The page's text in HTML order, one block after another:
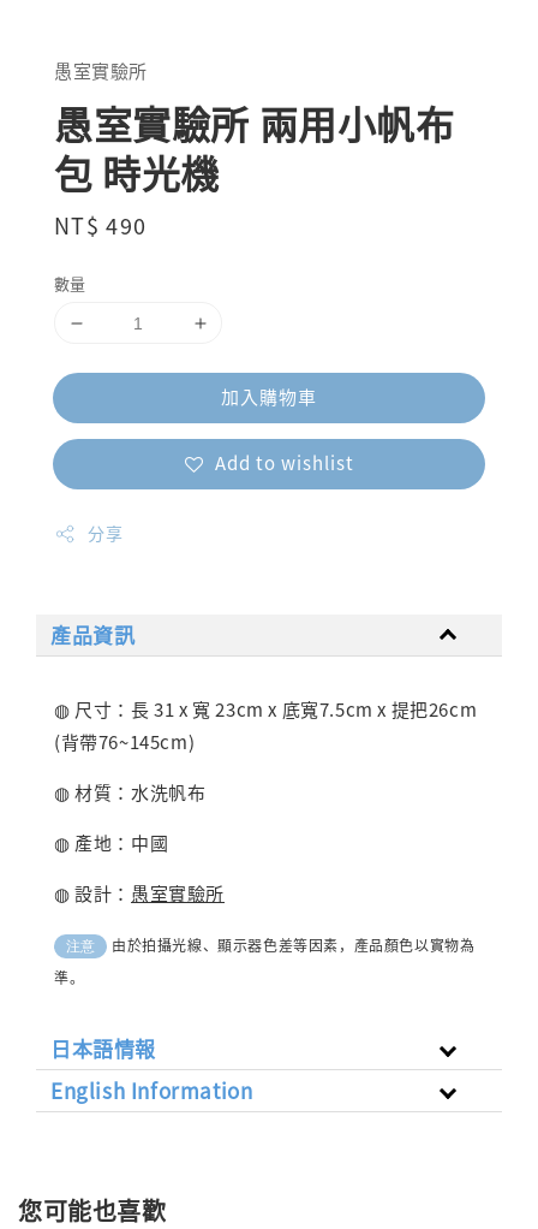
愚室實驗所
愚室實驗所 兩用小帆布
包 時光機
Regular
NT$ 490
數量
加入購物車
Add to wishlist
分享
產品資訊
◍ 尺寸：長 31 x 寬 23cm x 底寬7.5cm x 提把26cm
(背帶76~145cm)
◍ 材質：水洗帆布
◍ 產地：中國
◍ 設計： 愚室實驗所
注意
由於拍攝光線、顯示器色差等因素，產品顏色以實物為
準。
日本語情報
English Information
您可能也喜歡